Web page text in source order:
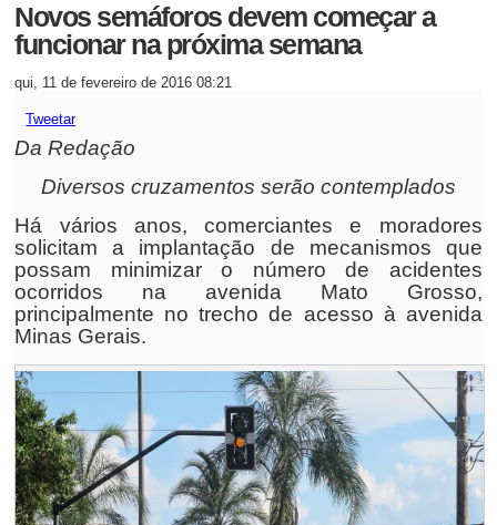
Novos semáforos devem começar a
funcionar na próxima semana
qui, 11 de fevereiro de 2016 08:21
Tweetar
Da Redação
Diversos cruzamentos serão contemplados
Há vários anos, comerciantes e moradores
solicitam a implantação de mecanismos que
possam minimizar o número de acidentes
ocorridos na avenida Mato Grosso,
principalmente no trecho de acesso à avenida
Minas Gerais.